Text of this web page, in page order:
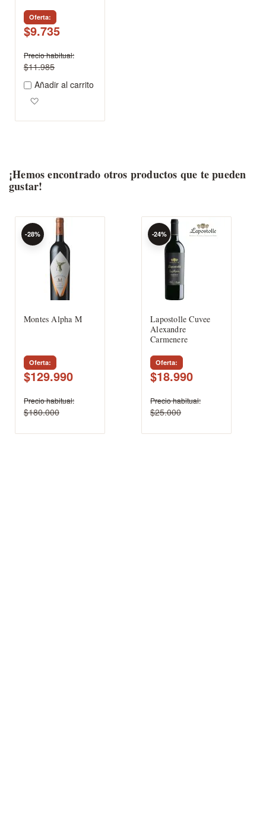
Oferta
$9.735
Precio habitual
$11.985
Añadir al carrito
¡Hemos encontrado otros productos que te pueden
gustar!
Montes Alpha M
Oferta
$129.990
-28%
Precio habitual
$180.000
Lapostolle Cuvee
Alexandre
Carmenere
Oferta
$18.990
-24%
Precio habitual
$25.000